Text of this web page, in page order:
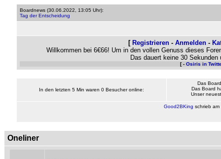
Boardnews (30.06.2022, 13:05 Uhr):
Tag der Entscheidung
[ Registrieren- Anmelden-
Willkommen bei 6€66! Um in den vollen Genuss dieses
Das dauert keine 30
[ - Osiris in
In den letzten 5 Min waren 0 Besucher online:
Das
Das Board
Unser
Good2BKing schrieb am
Oneliner